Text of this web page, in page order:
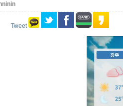
Tweet